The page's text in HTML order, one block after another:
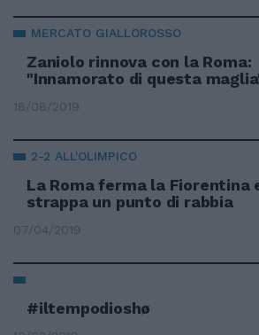
MERCATO GIALLOROSSO
Zaniolo rinnova con la Roma:
"Innamorato di questa
18/08/2019
2-2 ALL'OLIMPICO
La Roma ferma la Fiorentina
strappa un punto di rabbia
07/04/2019
#iltempodioshø